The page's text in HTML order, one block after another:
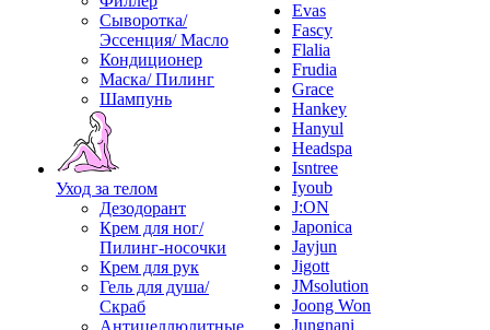
Сыворотка/
Эссенция/ Масло
Кондиционер
Маска/ Пилинг
Шампунь
Уход за телом
Дезодорант
Крем для ног/
Пилинг-носочки
Крем для рук
Гель для душа/
Скраб
Антицеллюлитные
Evas
Fascy
Flalia
Frudia
Grace
Hankey
Hanyul
Headspa
Isntree
Iyoub
J:ON
Japonica
Jayjun
Jigott
JMsolution
Joong Won
Jungnani